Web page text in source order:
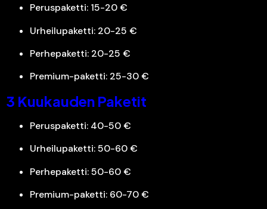
Peruspaketti: 15-20 €
Urheilupaketti: 20-25 €
Perhepaketti: 20-25 €
Premium-paketti: 25-30 €
3 Kuukauden Paketit
Peruspaketti: 40-50 €
Urheilupaketti: 50-60 €
Perhepaketti: 50-60 €
Premium-paketti: 60-70 €